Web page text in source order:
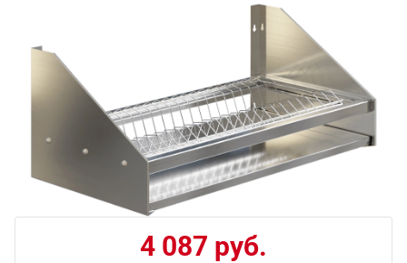
4 087 руб.